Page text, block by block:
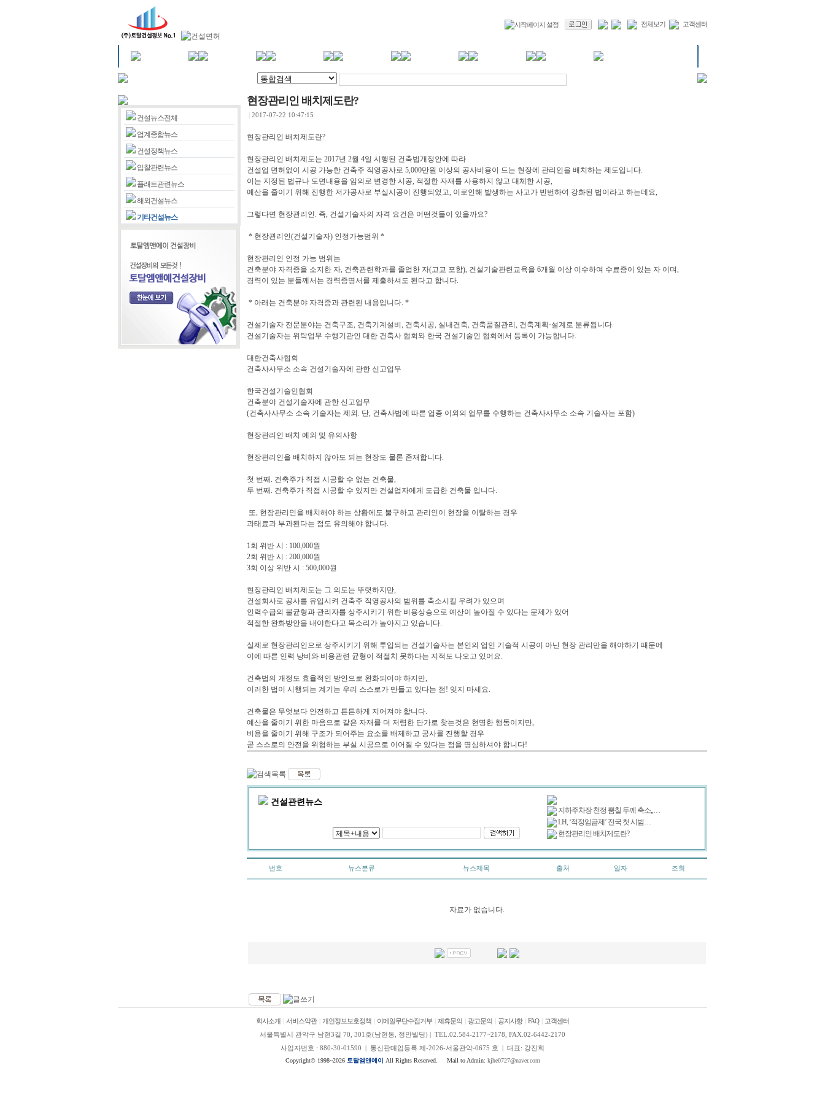
전체보기 고객센터
건설뉴스전체
업계종합뉴스
건설정책뉴스
입찰관련뉴스
플래트관련뉴스
해외건설뉴스
기타건설뉴스
현장관리인 배치제도란?
| 2017-07-22 10:47:15
현장관리인 배치제도란?
현장관리인 배치제도는 2017년 2월 4일 시행된 건축법개정안에 따라
건설업 면허없이 시공 가능한 건축주 직영공사로 5,000만원 이상의 공사비용이 드는 현장에 관리인을 배치하는 제도입니다.
이는 지정된 법규나 도면내용을 임의로 변경한 시공, 적절한 자재를 사용하지 않고 대체한 시공,
예산을 줄이기 위해 진행한 저가공사로 부실시공이 진행되었고, 이로인해 발생하는 사고가 빈번하여 강화된 법이라고 하는데요,
그렇다면 현장관리인. 즉, 건설기술자의 자격 요건은 어떤것들이 있을까요?
* 현장관리인(건설기술자) 인정가능범위 *
현장관리인 인정 가능 범위는
건축분야 자격증을 소지한 자, 건축관련학과를 졸업한 자(고교 포함), 건설기술관련교육을 6개월 이상 이수하여 수료증이 있는 자 이며,
경력이 있는 분들께서는 경력증명서를 제출하셔도 된다고 합니다.
* 아래는 건축분야 자격증과 관련된 내용입니다. *
건설기술자 전문분야는 건축구조, 건축기계설비, 건축시공, 실내건축, 건축품질관리, 건축계획·설계로 분류됩니다.
건설기술자는 위탁업무 수행기관인 대한 건축사 협회와 한국 건설기술인 협회에서 등록이 가능합니다.
대한건축사협회
건축사사무소 소속 건설기술자에 관한 신고업무
한국건설기술인협회
건축분야 건설기술자에 관한 신고업무
(건축사사무소 소속 기술자는 제외. 단, 건축사법에 따른 업종 이외의 업무를 수행하는 건축사사무소 소속 기술자는 포함)
현장관리인 배치 예외 및 유의사항
현장관리인을 배치하지 않아도 되는 현장도 물론 존재합니다.
첫 번째. 건축주가 직접 시공할 수 없는 건축물,
두 번째. 건축주가 직접 시공할 수 있지만 건설업자에게 도급한 건축물 입니다.
또, 현장관리인을 배치해야 하는 상황에도 불구하고 관리인이 현장을 이탈하는 경우
과태료과 부과된다는 점도 유의해야 합니다.
1회 위반 시 : 100,000원
2회 위반 시 : 200,000원
3회 이상 위반 시 : 500,000원
현장관리인 배치제도는 그 의도는 뚜렷하지만,
건설회사로 공사를 유입시켜 건축주 직영공사의 범위를 축소시킬 우려가 있으며
인력수급의 불균형과 관리자를 상주시키기 위한 비용상승으로 예산이 높아질 수 있다는 문제가 있어
적절한 완화방안을 내야한다고 목소리가 높아지고 있습니다.
실제로 현장관리인으로 상주시키기 위해 투입되는 건설기술자는 본인의 업인 기술적 시공이 아닌 현장 관리만을 해야하기 때문에
이에 따른 인력 낭비와 비용관련 균형이 적절치 못하다는 지적도 나오고 있어요.
건축법의 개정도 효율적인 방안으로 완화되어야 하지만,
이러한 법이 시행되는 계기는 우리 스스로가 만들고 있다는 점! 잊지 마세요.
건축물은 무엇보다 안전하고 튼튼하게 지어져야 합니다.
예산을 줄이기 위한 마음으로 같은 자재를 더 저렴한 단가로 찾는것은 현명한 행동이지만,
비용을 줄이기 위해 구조가 되어주는 요소를 배제하고 공사를 진행할 경우
곧 스스로의 안전을 위협하는 부실 시공으로 이어질 수 있다는 점을 명심하셔야 합니다!
건설관련뉴스
지하주차장 천정 뿜칠 두께 축소,,…
LH, ‘적정임금제’ 전국 첫 시범…
현장관리인 배치제도란?
번호 뉴스분류 뉴스제목 출처 일자 조회
자료가 없습니다.
회사소개 서비스약관 개인정보보호정책 이메일무단수집거부 제휴문의 광고문의 공지사항 FAQ
고객센터
서울특별시 관악구 남현3길 70, 301호(남현동, 정안빌딩) | TEL.02.584-2177~2178, FAX.02-6442-2170
사업자번호 : 880-30-01590 | 통신판매업등록 제-2026-서울관악-0675 호 | 대표: 강진희
Copyright© 1998~2026 토탈엠앤에이 All Rights Reserved. Mail to Admin: kjhe0727@naver.com